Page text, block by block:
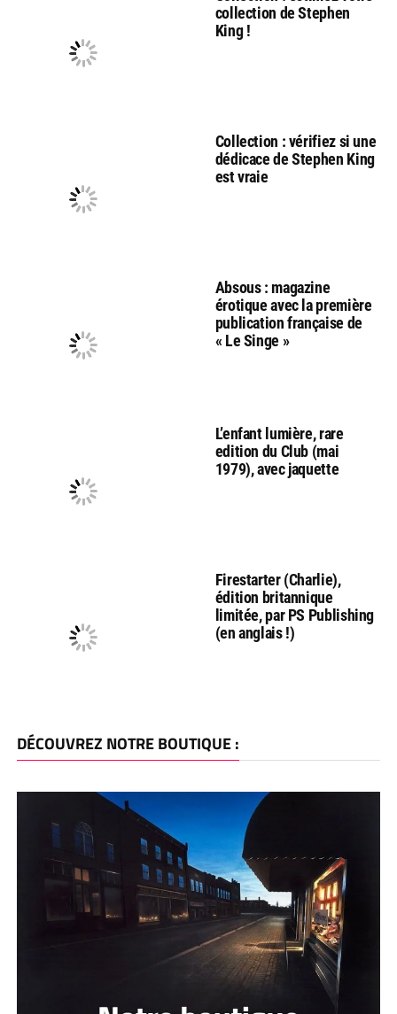
collection de Stephen
King !
Collection : vérifiez si une
dédicace de Stephen King
est vraie
Absous : magazine
érotique avec la première
publication française de
« Le Singe »
L’enfant lumière, rare
edition du Club (mai
1979), avec jaquette
Firestarter (Charlie),
édition britannique
limitée, par PS Publishing
(en anglais !)
DÉCOUVREZ NOTRE BOUTIQUE :